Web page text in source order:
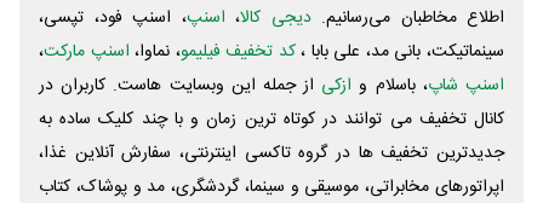
اطلاع مخاطبان می‌رسانیم. دیجی کالا، اسنپ، اسنپ فود، تپسی،
سینماتیکت، بانی مد، علی‌ بابا ،کد تخفیف فیلیمو، نماوا، اسنپ مارکت،
اسنپ شاپ، باسلام و ازکی از جمله این وبسایت ‌هاست. کاربران در
کانال تخفیف می توانند در کوتاه ترین زمان و با چند کلیک ساده به
جدیدترین تخفیف ها در گروه تاکسی اینترنتی، سفارش آنلاین غذا،
اپراتورهای مخابراتی، موسیقی و سینما، گردشگری، مد و پوشاک، کتاب